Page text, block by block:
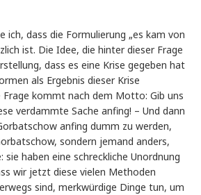
ich, dass die Formulierung „es kam von
ist. Die Idee, die hinter dieser Frage
dass es eine Krise gegeben hat
als Ergebnis dieser Krise
kommt nach dem Motto: Gib uns
verdammte Sache anfing! – Und dann
anfing dumm zu werden,
sondern jemand anders,
sie haben eine schreckliche Unordnung
wir jetzt diese vielen Methoden
sind, merkwürdige Dinge tun, um